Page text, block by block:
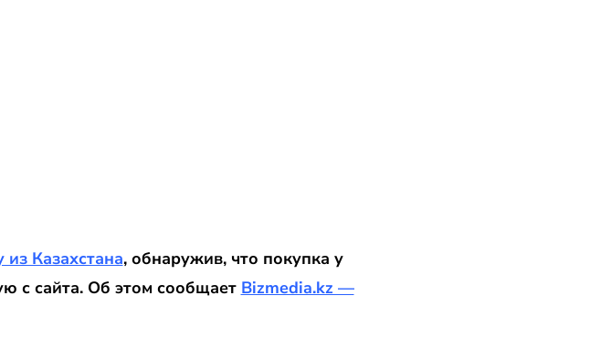
Казахстана, обнаружив, что покупка у
с сайта. Об этом сообщает Bizmedia.kz —